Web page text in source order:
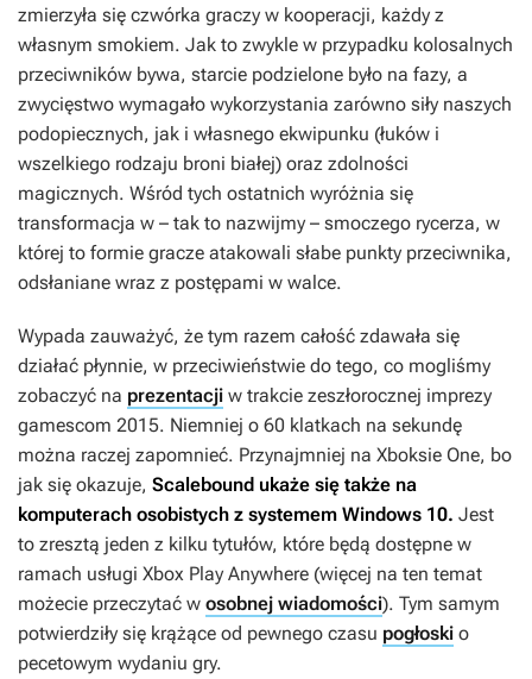
zmierzyła się czwórka graczy w kooperacji, każdy z
własnym smokiem. Jak to zwykle w przypadku kolosalnych
przeciwników bywa, starcie podzielone było na fazy, a
zwycięstwo wymagało wykorzystania zarówno siły naszych
podopiecznych, jak i własnego ekwipunku (łuków i
wszelkiego rodzaju broni białej) oraz zdolności
magicznych. Wśród tych ostatnich wyróżnia się
transformacja w – tak to nazwijmy – smoczego rycerza, w
której to formie gracze atakowali słabe punkty przeciwnika,
odsłaniane wraz z postępami w walce.
Wypada zauważyć, że tym razem całość zdawała się
działać płynnie, w przeciwieństwie do tego, co mogliśmy
zobaczyć na prezentacji w trakcie zeszłorocznej imprezy
gamescom 2015. Niemniej o 60 klatkach na sekundę
można raczej zapomnieć. Przynajmniej na Xboksie One, bo
jak się okazuje, Scalebound ukaże się także na
komputerach osobistych z systemem Windows 10. Jest
to zresztą jeden z kilku tytułów, które będą dostępne w
ramach usługi Xbox Play Anywhere (więcej na ten temat
możecie przeczytać w osobnej wiadomości). Tym samym
potwierdziły się krążące od pewnego czasu pogłoski o
pecetowym wydaniu gry.